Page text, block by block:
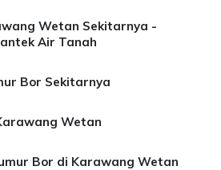
Wetan Sekitarnya -
Air Tanah
Bor Sekitarnya
Wetan
Bor di Karawang Wetan